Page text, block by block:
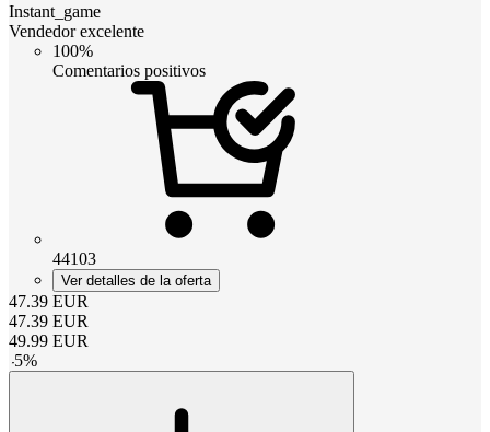
Instant_game
Vendedor excelente
100%
Comentarios positivos
44103
Ver detalles de la oferta
47.39 EUR
47.39 EUR
49.99 EUR
-5%